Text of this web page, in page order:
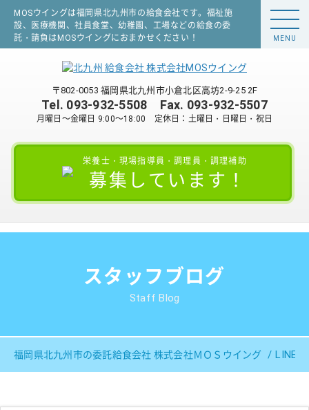
MOSウイングは福岡県北九州市の給食会社です。福祉施
設、医療機関、社員食堂、幼稚園、工場などの給食の委
託・請負はMOSウイングにおまかせください！
〒802-0053 福岡県北九州市小倉北区高坊2-9-25 2F
Tel. 093-932-5508 Fax. 093-932-5507
月曜日～金曜日 9:00～18:00 定休日：土曜日・日曜日・祝日
栄養士・現場指導員・調理員・調理補助
募集しています！
MENU
スタッフブログ
Staff Blog
福岡県北九州市の委託給食会社 株式会社ＭＯＳウイング